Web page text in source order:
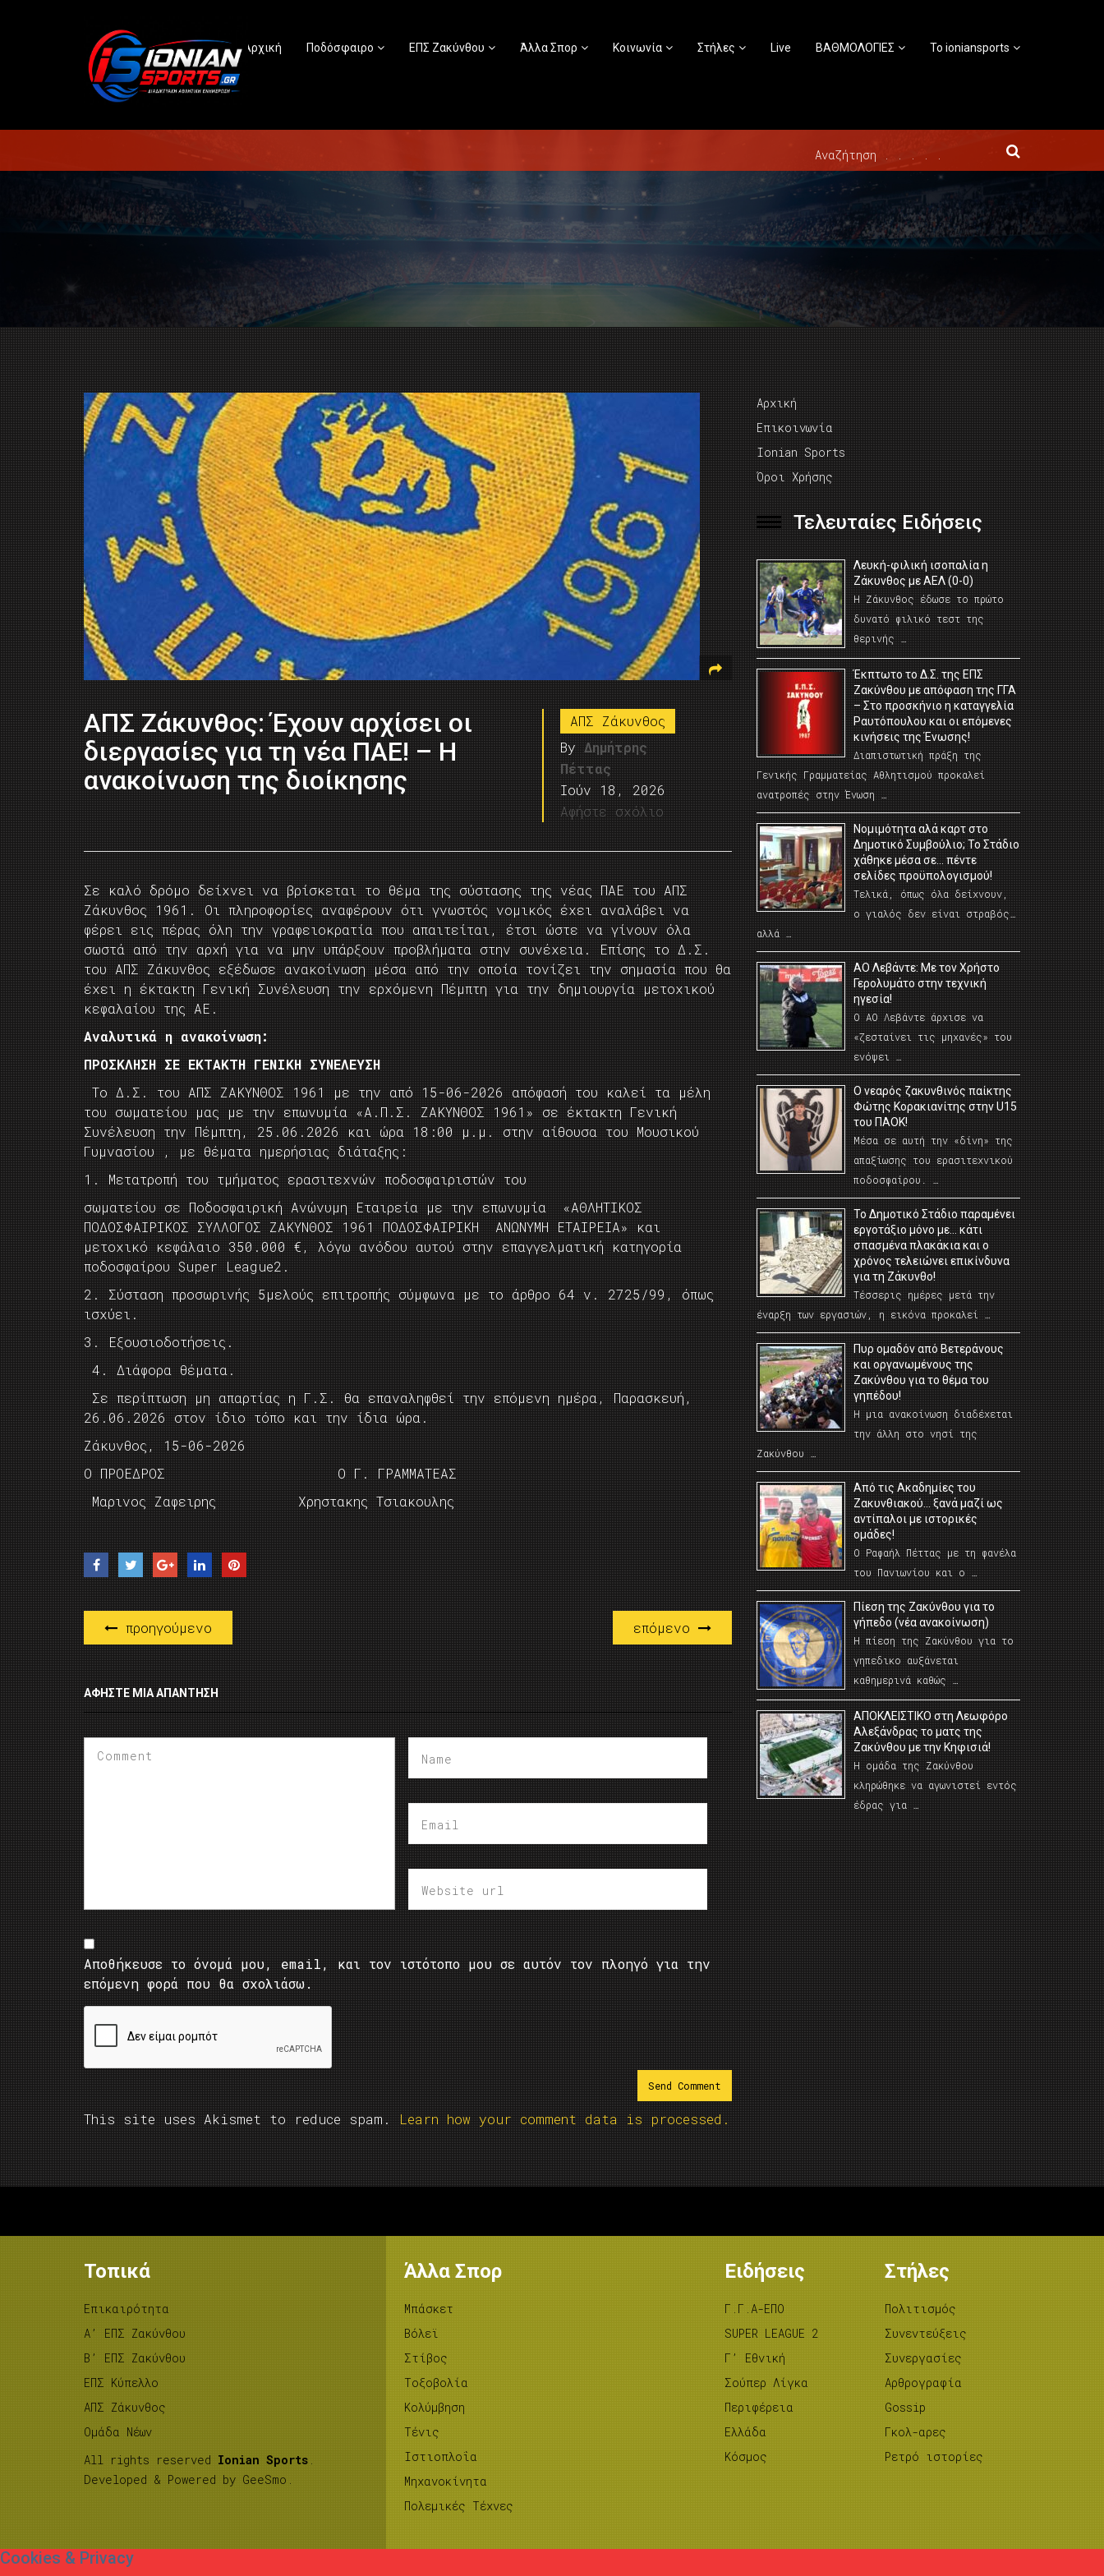
Αρχική Ποδόσφαιρο ΕΠΣ Ζακύνθου Άλλα Σπορ Κοινωνία Στήλες Live ΒΑΘΜΟΛΟΓΙΕΣ Το ioniansports
ΑΠΣ Ζάκυνθος: Έχουν αρχίσει οι
διεργασίες για τη νέα ΠΑΕ! – H
ανακοίνωση της διοίκησης
ΑΠΣ Ζάκυνθος
By Δημήτρης
Πέττας
Ιούν 18, 2026
Αφήστε σχόλιο
Σε καλό δρόμο δείχνει να βρίσκεται το θέμα της σύστασης της νέας ΠΑΕ του ΑΠΣ
Ζάκυνθος 1961. Οι πληροφορίες αναφέρουν ότι γνωστός νομικός έχει αναλάβει να
φέρει εις πέρας όλη την γραφειοκρατία που απαιτείται, έτσι ώστε να γίνουν όλα
σωστά από την αρχή για να μην υπάρξουν προβλήματα στην συνέχεια. Επίσης το Δ.Σ.
του ΑΠΣ Ζάκυνθος εξέδωσε ανακοίνωση μέσα από την οποία τονίζει την σημασία που θα
έχει η έκτακτη Γενική Συνέλευση την ερχόμενη Πέμπτη για την δημιουργία μετοχικού
κεφαλαίου της ΑΕ.
Αναλυτικά η ανακοίνωση:
ΠΡΟΣΚΛΗΣΗ ΣΕ ΕΚΤΑΚΤΗ ΓΕΝΙΚΗ ΣΥΝΕΛΕΥΣΗ
Το Δ.Σ. του ΑΠΣ ΖΑΚΥΝΘΟΣ 1961 με την από 15-06-2026 απόφασή του καλεί τα μέλη
του σωματείου μας με την επωνυμία «Α.Π.Σ. ΖΑΚΥΝΘΟΣ 1961» σε έκτακτη Γενική
Συνέλευση την Πέμπτη, 25.06.2026 και ώρα 18:00 μ.μ. στην αίθουσα του Μουσικού
Γυμνασίου , με θέματα ημερήσιας διάταξης:
1. Μετατροπή του τμήματος ερασιτεχνών ποδοσφαιριστών του
σωματείου σε Ποδοσφαιρική Ανώνυμη Εταιρεία με την επωνυμία «ΑΘΛΗΤΙΚΟΣ
ΠΟΔΟΣΦΑΙΡΙΚΟΣ ΣΥΛΛΟΓΟΣ ΖΑΚΥΝΘΟΣ 1961 ΠΟΔΟΣΦΑΙΡΙΚΗ ΑΝΩΝΥΜΗ ΕΤΑΙΡΕΙΑ» και
μετοχικό κεφάλαιο 350.000 €, λόγω ανόδου αυτού στην επαγγελματική κατηγορία
ποδοσφαίρου Super League2.
2. Σύσταση προσωρινής 5μελούς επιτροπής σύμφωνα με το άρθρο 64 ν. 2725/99, όπως
ισχύει.
3. Εξουσιοδοτήσεις.
4. Διάφορα θέματα.
Σε περίπτωση μη απαρτίας η Γ.Σ. θα επαναληφθεί την επόμενη ημέρα, Παρασκευή,
26.06.2026 στον ίδιο τόπο και την ίδια ώρα.
Ζάκυνθος, 15-06-2026
Ο ΠΡΟΕΔΡΟΣ Ο Γ. ΓΡΑΜΜΑΤΕΑΣ
Μαρινος Ζαφειρης Χρηστακης Τσιακουλης
προηγούμενο επόμενο
ΑΦΉΣΤΕ ΜΙΑ ΑΠΆΝΤΗΣΗ
Αποθήκευσε το όνομά μου, email, και τον ιστότοπο μου σε αυτόν τον πλοηγό για την
επόμενη φορά που θα σχολιάσω.
This site uses Akismet to reduce spam. Learn how your comment data is processed.
Αρχική
Επικοινωνία
Ionian Sports
Όροι Χρήσης
Τελευταίες Ειδήσεις
Λευκή-φιλική ισοπαλία η
Ζάκυνθος με ΑΕΛ (0-0)
Η Ζάκυνθος έδωσε το πρώτο
δυνατό φιλικό τεστ της
θερινής …
Έκπτωτο το Δ.Σ. της ΕΠΣ
Ζακύνθου με απόφαση της ΓΓΑ
– Στο προσκήνιο η καταγγελία
Ραυτόπουλου και οι επόμενες
κινήσεις της Ένωσης!
Διαπιστωτική πράξη της
Γενικής Γραμματείας Αθλητισμού προκαλεί
ανατροπές στην Ένωση …
Νομιμότητα αλά καρτ στο
Δημοτικό Συμβούλιο; Το Στάδιο
χάθηκε μέσα σε… πέντε
σελίδες προϋπολογισμού!
Τελικά, όπως όλα δείχνουν,
ο γιαλός δεν είναι στραβός…
αλλά …
ΑΟ Λεβάντε: Με τον Χρήστο
Γερολυμάτο στην τεχνική
ηγεσία!
Ο ΑΟ Λεβάντε άρχισε να
«ζεσταίνει τις μηχανές» του
ενόψει …
O νεαρός ζακυνθινός παίκτης
Φώτης Κορακιανίτης στην U15
του ΠΑΟΚ!
Μέσα σε αυτή την «δίνη» της
απαξίωσης του ερασιτεχνικού
ποδοσφαίρου. …
Το Δημοτικό Στάδιο παραμένει
εργοτάξιο μόνο με… κάτι
σπασμένα πλακάκια και ο
χρόνος τελειώνει επικίνδυνα
για τη Ζάκυνθο!
Τέσσερις ημέρες μετά την
έναρξη των εργασιών, η εικόνα προκαλεί …
Πυρ ομαδόν από Βετεράνους
και οργανωμένους της
Ζακύνθου για το θέμα του
γηπέδου!
Η μια ανακοίνωση διαδέχεται
την άλλη στο νησί της
Ζακύνθου …
Από τις Ακαδημίες του
Ζακυνθιακού… ξανά μαζί ως
αντίπαλοι με ιστορικές
ομάδες!
Ο Ραφαήλ Πέττας με τη φανέλα
του Πανιωνίου και ο …
Πίεση της Ζακύνθου για το
γήπεδο (νέα ανακοίνωση)
Η πίεση της Ζακύνθου για το
γηπεδικο αυξάνεται
καθημερινά καθώς …
AΠΟΚΛΕΙΣΤΙΚΟ στη Λεωφόρο
Αλεξάνδρας το ματς της
Ζακύνθου με την Κηφισιά!
Η ομάδα της Ζακύνθου
κληρώθηκε να αγωνιστεί εντός
έδρας για …
Τοπικά
Επικαιρότητα
A’ ΕΠΣ Ζακύνθου
B’ ΕΠΣ Ζακύνθου
ΕΠΣ Κύπελλο
ΑΠΣ Ζάκυνθος
Ομάδα Νέων
All rights reserved Ionian Sports .
Developed & Powered by GeeSmo .
Άλλα Σπορ
Μπάσκετ
Βόλεϊ
Στίβος
Tοξοβολία
Κολύμβηση
Τένις
Ιστιοπλοΐα
Μηχανοκίνητα
Πολεμικές Τέχνες
Ειδήσεις
Γ.Γ.Α-ΕΠΟ
SUPER LEAGUE 2
Γ’ Εθνική
Σούπερ Λίγκα
Περιφέρεια
Ελλάδα
Κόσμος
Στήλες
Πολιτισμός
Συνεντεύξεις
Συνεργασίες
Αρθρογραφία
Gossip
Γκολ-αρες
Ρετρό ιστορίες
Cookies & Privacy